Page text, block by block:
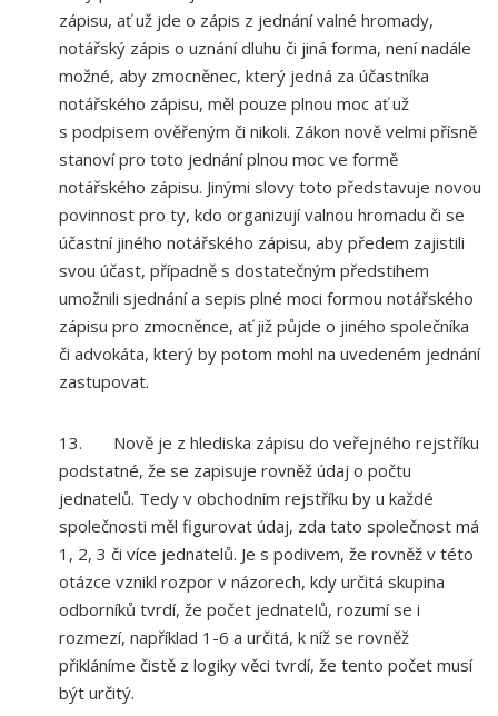
zápisu, ať už jde o zápis z jednání valné hromady,
notářský zápis o uznání dluhu či jiná forma, není nadále
možné, aby zmocněnec, který jedná za účastníka
notářského zápisu, měl pouze plnou moc ať už
s podpisem ověřeným či nikoli. Zákon nově velmi přísně
stanoví pro toto jednání plnou moc ve formě
notářského zápisu. Jinými slovy toto představuje novou
povinnost pro ty, kdo organizují valnou hromadu či se
účastní jiného notářského zápisu, aby předem zajistili
svou účast, případně s dostatečným předstihem
umožnili sjednání a sepis plné moci formou notářského
zápisu pro zmocněnce, ať již půjde o jiného společníka
či advokáta, který by potom mohl na uvedeném jednání
zastupovat.
13. Nově je z hlediska zápisu do veřejného rejstříku
podstatné, že se zapisuje rovněž údaj o počtu
jednatelů. Tedy v obchodním rejstříku by u každé
společnosti měl figurovat údaj, zda tato společnost má
1, 2, 3 či více jednatelů. Je s podivem, že rovněž v této
otázce vznikl rozpor v názorech, kdy určitá skupina
odborníků tvrdí, že počet jednatelů, rozumí se i
rozmezí, například 1-6 a určitá, k níž se rovněž
přikláníme čistě z logiky věci tvrdí, že tento počet musí
být určitý.